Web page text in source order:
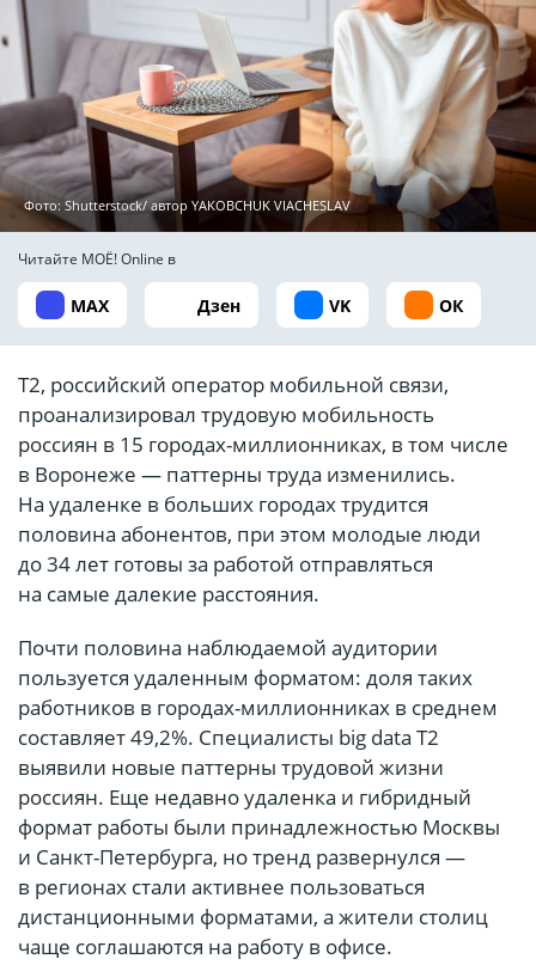
Фото: Shutterstock/ автор YAKOBCHUK VIACHESLAV
Читайте МОЁ! Online в
MAX Дзен VK ОК
Т2, российский оператор мобильной связи,
проанализировал трудовую мобильность
россиян в 15 городах-миллионниках, в том числе
в Воронеже — паттерны труда изменились.
На удаленке в больших городах трудится
половина абонентов, при этом молодые люди
до 34 лет готовы за работой отправляться
на самые далекие расстояния.
Почти половина наблюдаемой аудитории
пользуется удаленным форматом: доля таких
работников в городах-миллионниках в среднем
составляет 49,2%. Специалисты big data T2
выявили новые паттерны трудовой жизни
россиян. Еще недавно удаленка и гибридный
формат работы были принадлежностью Москвы
и Санкт-Петербурга, но тренд развернулся —
в регионах стали активнее пользоваться
дистанционными форматами, а жители столиц
чаще соглашаются на работу в офисе.